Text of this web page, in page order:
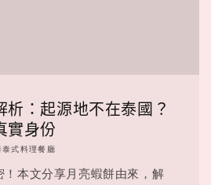
析：起源地不在泰國？
實身份
泰式料理餐廳
！本文分享月亮蝦餅由來，解